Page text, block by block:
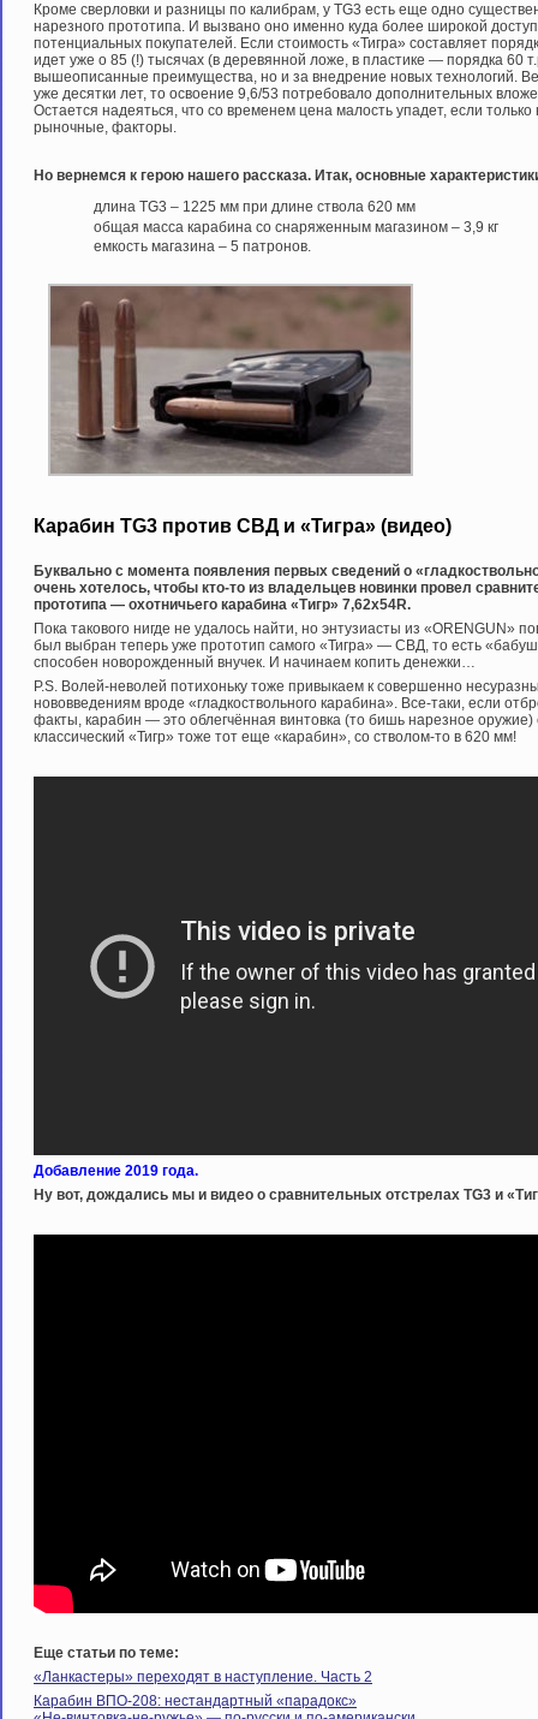
Кроме сверловки и разницы по калибрам, у TG3 есть еще одно
нарезного прототипа. И вызвано оно именно куда более широкой
потенциальных покупателей. Если стоимость «Тигра» составляет
идет уже о 85 (!) тысячах (в деревянной ложе, в пластике — порядка 60
вышеописанные преимущества, но и за внедрение новых технологий.
уже десятки лет, то освоение 9,6/53 потребовало дополнительных
Остается надеяться, что со временем цена малость упадет, если
рыночные, факторы.
Но вернемся к герою нашего рассказа. Итак, основные
длина TG3 – 1225 мм при длине ствола 620 мм
общая масса карабина со снаряженным магазином – 3,9 кг
емкость магазина – 5 патронов.
Карабин TG3 против СВД и «Тигра» (видео)
Буквально с момента появления первых сведений о
очень хотелось, чтобы кто-то из владельцев новинки провел
прототипа — охотничьего карабина «Тигр» 7,62х54R.
Пока такового нигде не удалось найти, но энтузиасты из «ORENGUN»
был выбран теперь уже прототип самого «Тигра» — СВД, то есть
способен новорожденный внучек. И начинаем копить денежки…
P.S. Волей-неволей потихоньку тоже привыкаем к совершенно
нововведениям вроде «гладкоствольного карабина». Все-таки, если
факты, карабин — это облегчённая винтовка (то бишь нарезное оружие)
классический «Тигр» тоже тот еще «карабин», со стволом-то в 620 мм!
Добавление 2019 года.
Ну вот, дождались мы и видео о сравнительных отстрелах TG3 и
Еще статьи по теме:
«Ланкастеры» переходят в наступление. Часть 2
Карабин ВПО-208: нестандартный «парадокс»